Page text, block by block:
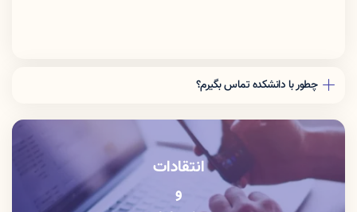
چطور با دانشکده تماس بگیرم؟
آموزش دانشكده: 06633412309
انتقادات
و